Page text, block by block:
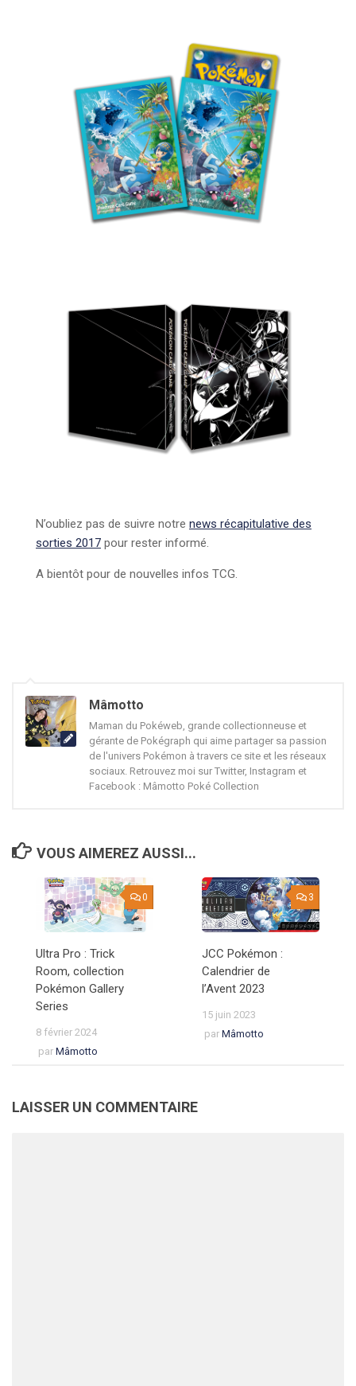
N’oubliez pas de suivre notre news récapitulative des
sorties 2017 pour rester informé.
A bientôt pour de nouvelles infos TCG.
Mâmotto
Maman du Pokéweb, grande collectionneuse et
gérante de Pokégraph qui aime partager sa passion
de l'univers Pokémon à travers ce site et les réseaux
sociaux. Retrouvez moi sur Twitter, Instagram et
Facebook : Mâmotto Poké Collection
VOUS AIMEREZ AUSSI...
0
Ultra Pro : Trick
Room, collection
Pokémon Gallery
Series
8 février 2024
par Mâmotto
3
JCC Pokémon :
Calendrier de
l’Avent 2023
15 juin 2023
par Mâmotto
LAISSER UN COMMENTAIRE